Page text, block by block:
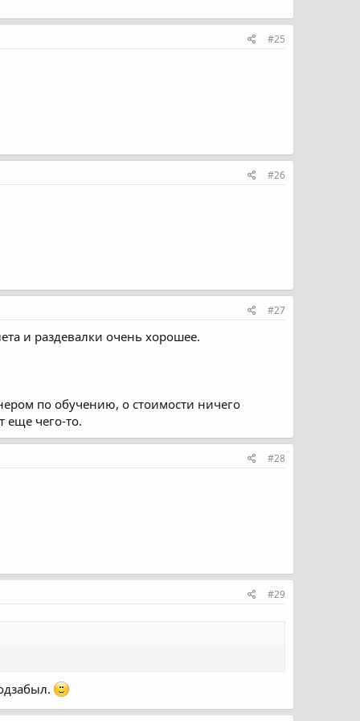
#25
#26
#27
и раздевалки очень хорошее.
по обучению, о стоимости ничего
еще чего-то.
#28
#29